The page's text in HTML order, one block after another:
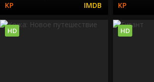
HD HD